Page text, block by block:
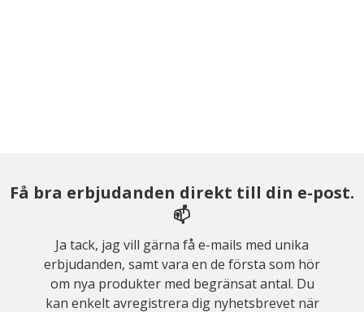
Få bra erbjudanden direkt till din e-post.
📫
Ja tack, jag vill gärna få e-mails med unika
erbjudanden, samt vara en de första som hör
om nya produkter med begränsat antal. Du
kan enkelt avregistrera dig nyhetsbrevet när